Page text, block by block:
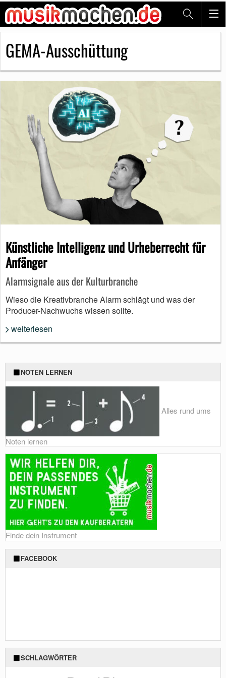
GEMA-Ausschüttung
Künstliche Intelligenz und Urheberrecht für
Anfänger
Alarmsignale aus der Kulturbranche
Wieso die Kreativbranche Alarm schlägt und was der
Producer-Nachwuchs wissen sollte.
weiterlesen
NOTEN LERNEN
Alles rund ums
Noten lernen
Finde dein Instrument
FACEBOOK
SCHLAGWÖRTER